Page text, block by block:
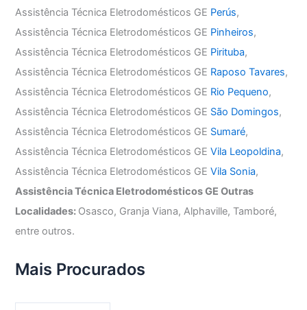
Assistência Técnica Eletrodomésticos GE Perús,
Assistência Técnica Eletrodomésticos GE Pinheiros,
Assistência Técnica Eletrodomésticos GE Pirituba,
Assistência Técnica Eletrodomésticos GE Raposo Tavares,
Assistência Técnica Eletrodomésticos GE Rio Pequeno,
Assistência Técnica Eletrodomésticos GE São Domingos,
Assistência Técnica Eletrodomésticos GE Sumaré,
Assistência Técnica Eletrodomésticos GEVila Leopoldina,
Assistência Técnica Eletrodomésticos GEVila Sonia,
Assistência Técnica Eletrodomésticos GE Outras
Localidades: Osasco, Granja Viana, Alphaville, Tamboré,
entre outros.
Mais Procurados